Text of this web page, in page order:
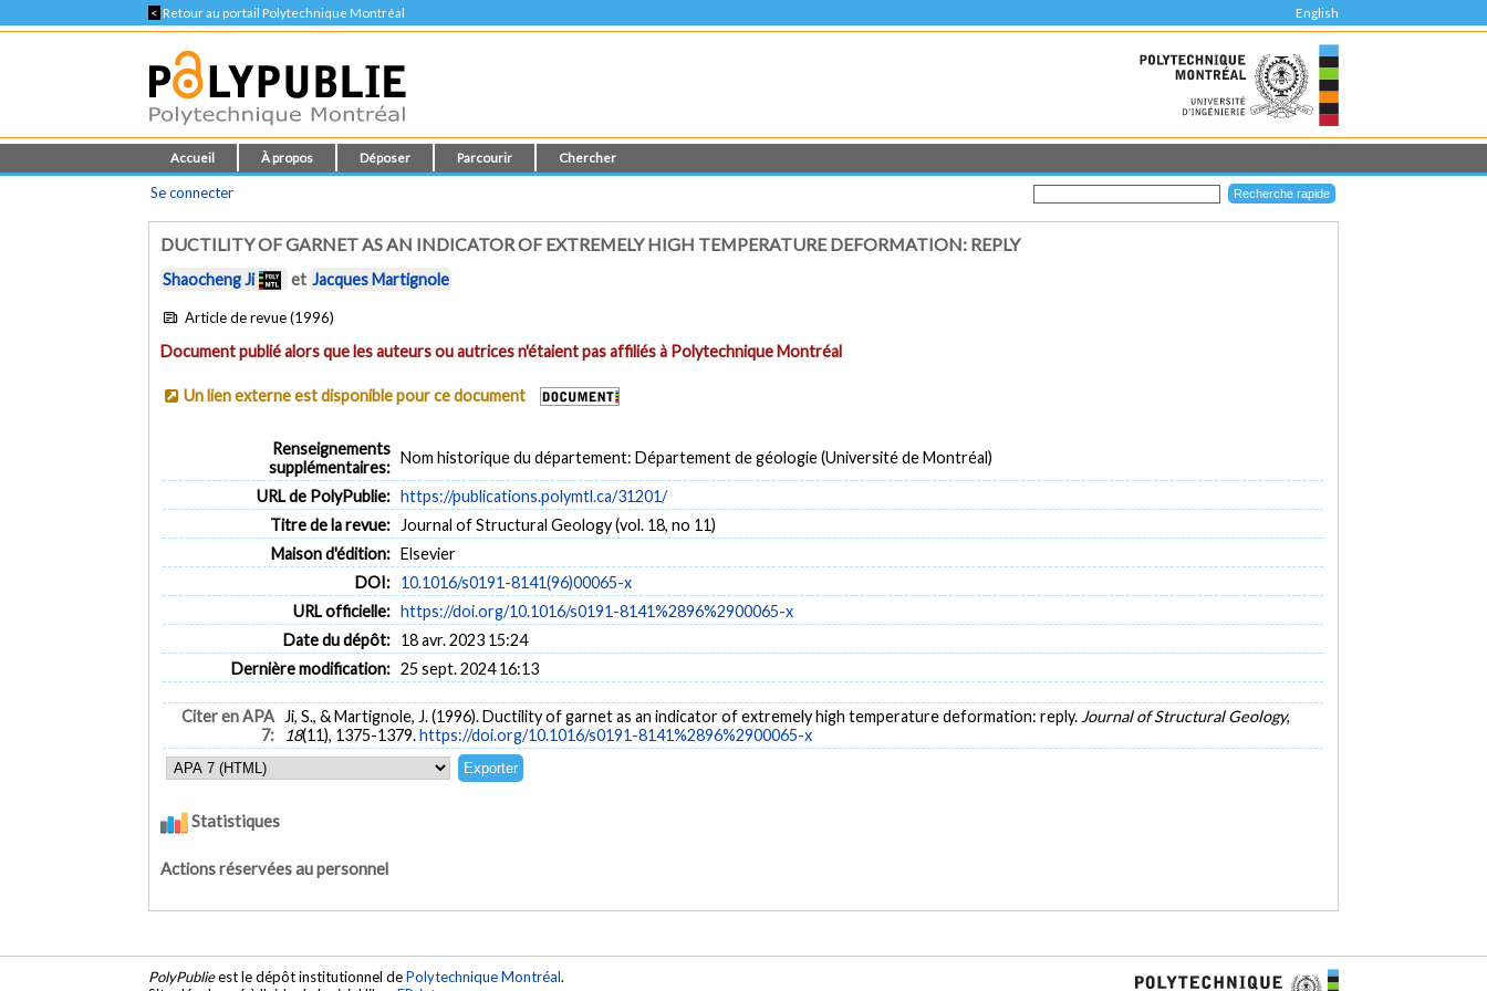
< Retour au portail Polytechnique Montréal English
Accueil À propos Déposer Parcourir Chercher
Se connecter
DUCTILITY OF GARNET AS AN INDICATOR OF EXTREMELY HIGH TEMPERATURE DEFORMATION: REPLY
Shaocheng Ji et Jacques Martignole
Article de revue (1996)
Document publié alors que les auteurs ou autrices n'étaient pas affiliés à Polytechnique Montréal
Un lien externe est disponible pour ce document
Renseignements
supplémentaires:
Nom historique du département: Département de géologie (Université de Montréal)
URL de PolyPublie: https://publications.polymtl.ca/31201/
Titre de la revue:
Journal of Structural Geology (vol. 18, no 11)
Maison d'édition: Elsevier
DOI: 10.1016/s0191-8141(96)00065-x
URL officielle: https://doi.org/10.1016/s0191-8141%2896%2900065-x
Date du dépôt: 18 avr. 2023 15:24
Dernière modification: 25 sept. 2024 16:13
Citer en APA
7:
Ji, S., & Martignole, J. (1996). Ductility of garnet as an indicator of extremely high temperature deformation: reply. Journal of Structural Geology,
18(11), 1375-1379.https://doi.org/10.1016/s0191-8141%2896%2900065-x
Statistiques
Actions réservées au personnel
PolyPublieest le dépôt institutionnel dePolytechnique Montréal.